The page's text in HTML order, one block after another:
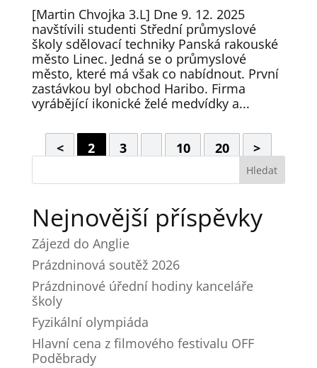
[Martin Chvojka 3.L] Dne 9. 12. 2025
navštívili studenti Střední průmyslové
školy sdělovací techniky Panská rakouské
město Linec. Jedná se o průmyslové
město, které má však co nabídnout. První
zastávkou byl obchod Haribo. Firma
vyrábějící ikonické želé medvídky a...
< 2 3 10 20 >
Hledat
Nejnovější příspěvky
Zájezd do Anglie
Prázdninová soutěž 2026
Prázdninové úřední hodiny kanceláře
školy
Fyzikální olympiáda
Hlavní cena z filmového festivalu OFF
Poděbrady